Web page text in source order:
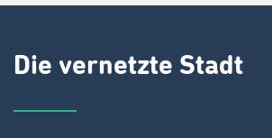
Die vernetzte Stadt